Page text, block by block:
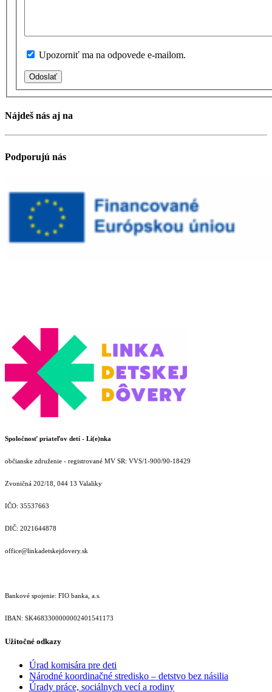
Upozorniť ma na odpovede e-mailom.
Odoslať
Nájdeš nás aj na
Podporujú nás
Spoločnosť priateľov detí - Li(e)nka
občianske združenie - registrované MV SR: VVS/1-900/90-18429
Zvoničná 202/18, 044 13 Valaliky
IČO: 35537663
DIČ: 2021644878
office@linkadetskejdovery.sk
Bankové spojenie: FIO banka, a.s.
IBAN: SK46833000000­02401541173
Užitočné odkazy
Úrad komisára pre deti
Národné koordinačné stredisko – detstvo bez násilia
Úrady práce, sociálnych vecí a rodiny